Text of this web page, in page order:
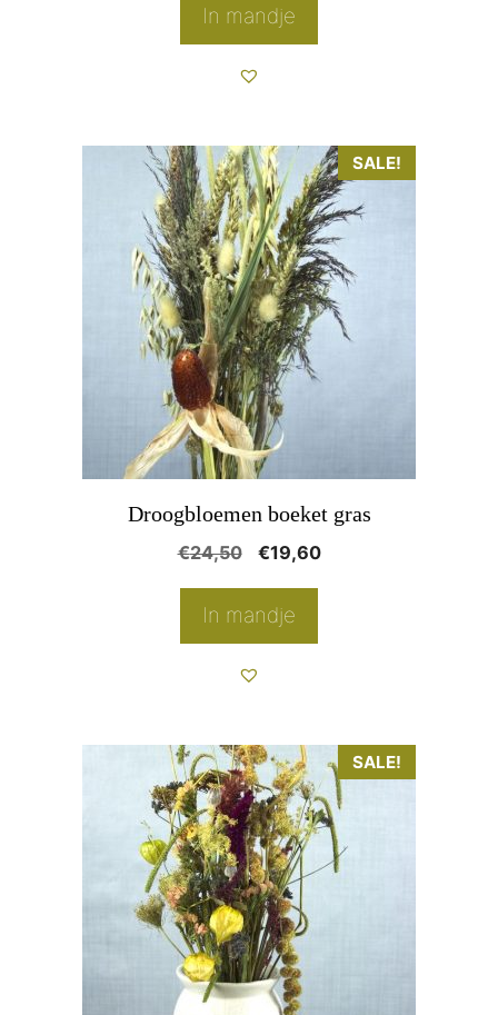
was:
In mandje
SALE!
Droogbloemen boeket gras
€24,50
Oorspronkelijke
was:
€19,60Huidige
In mandje
SALE!